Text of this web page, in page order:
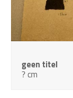
geen titel
? cm